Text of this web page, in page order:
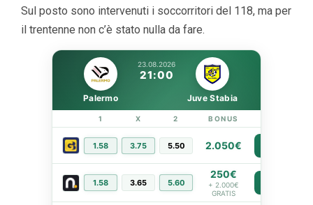
Sul posto sono intervenuti i soccorritori del 118, ma per
il trentenne non c’è stato nulla da fare.
23.08.2026
21:00
Palermo Juve Stabia
1 X 2 BONUS
1.58 3.75 5.50 2.050€
1.58 3.65 5.60
250€
+ 2.000€
GRATIS